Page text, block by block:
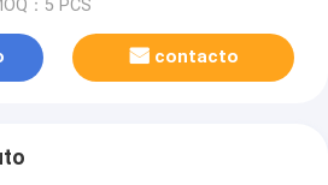
：5 PCS
contacto